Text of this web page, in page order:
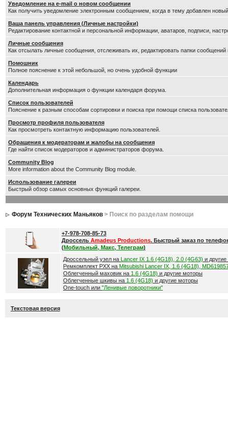
Уведомление на е-mail о новом сообщении
Как получить уведомление электронным сообщением, когда в тему добавлен новый
Ваша панель управления (Личные настройки)
Редактирование контактной и персональной информации, аватаров, подписи,
Личные сообщения
Как отсылать личные сообщения, отслеживать их, редактировать папки
Помошник
Полное пояснение к этой небольшой, но очень удобной функции
Календарь
Дополнительная информация о функции календаря форума.
Список пользователей
Пояснение к разным способам сортировки и поиска при помощи списка
Просмотр профиля пользователя
Как просмотреть контактную информацию пользователей.
Обращения к модераторам и жалобы на сообщения
Где найти список модераторов и администраторов форума.
Community Blog
More information about the Community Blog module.
Использование галереи
Быстрый обзор самых основных функций галереи.
Форум Технических Маньяков> Поиск по разделам помощи
+7-978-708-85-73
Дроссель Amadeus Productions. Быстрый заказ по
(Мобильный, Макс, Телеграм)
Дроссельный узел на Lancer IX 1.6 (4G18), 2.0 (4G63) и
Ремкомплект РХХ на Mitsubishi Lancer IX, 1.6 (4G18),
Облегченный маховик на 1.6 (4G18) и другие моторы
Облегченные шкивы на 1.6 (4G18) и другие моторы
One-touch или "Ленивые поворотники"
Текстовая версия